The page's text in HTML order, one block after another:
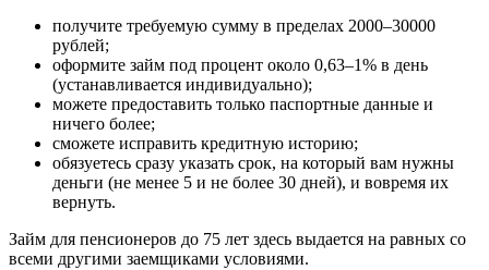
получите требуемую сумму в пределах 2000–30000
рублей;
оформите займ под процент около 0,63–1% в день
(устанавливается индивидуально);
можете предоставить только паспортные данные и
ничего более;
сможете исправить кредитную историю;
обязуетесь сразу указать срок, на который вам нужны
деньги (не менее 5 и не более 30 дней), и вовремя их
вернуть.
Займ для пенсионеров до 75 лет здесь выдается на равных со
всеми другими заемщиками условиями.